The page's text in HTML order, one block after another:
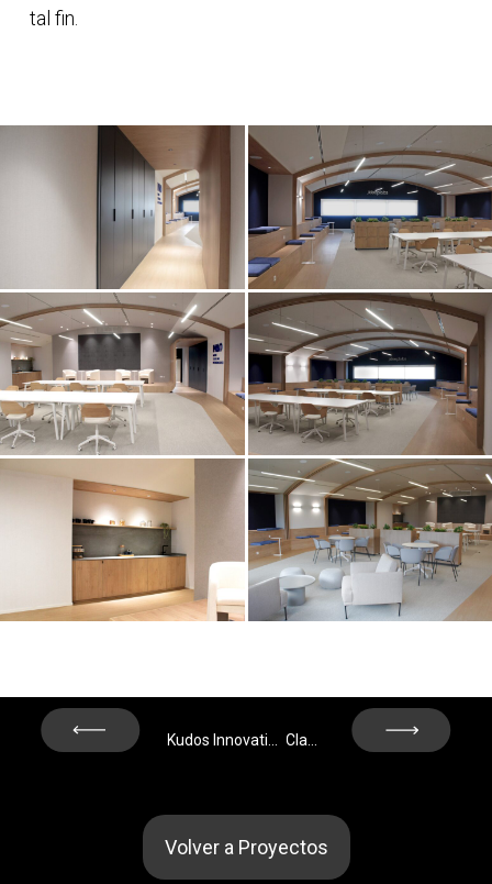
tal fin.
Prev
Next
Volver a Proyectos